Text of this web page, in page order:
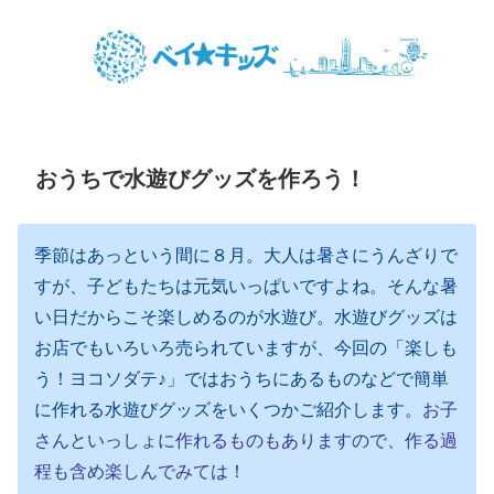
おうちで水遊びグッズを作ろう！
季節はあっという間に８月。大人は暑さにうんざりで
すが、子どもたちは元気いっぱいですよね。そんな暑
い日だからこそ楽しめるのが水遊び。水遊びグッズは
お店でもいろいろ売られていますが、今回の「楽しも
う！ヨコソダテ♪」ではおうちにあるものなどで簡単
に作れる水遊びグッズをいくつかご紹介します。 お子
さんといっしょに作れるものもありますので、作る過
程も含め楽しんでみては！